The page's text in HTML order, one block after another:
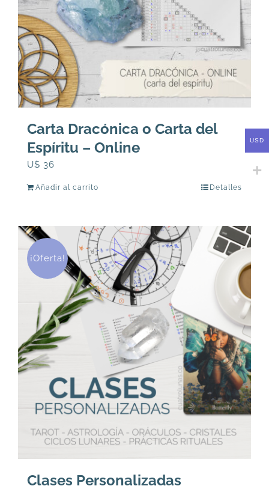
Carta Dracónica o Carta del
Espíritu – Online
U$ 36
Añadir al carrito Detalles
¡Oferta!
Clases Personalizadas
USD